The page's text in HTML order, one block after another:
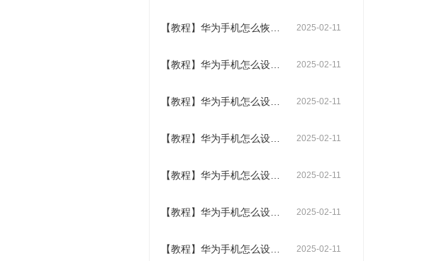
2025-02-11
2025-02-11
2025-02-11
2025-02-11
2025-02-11
2025-02-11
2025-02-11